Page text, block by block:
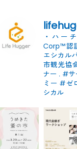
・ハー
Corp™認
エシカル
市観光協
ナー . #サ
ミー #ゼ
シカル